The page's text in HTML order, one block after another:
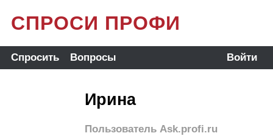
СПРОСИ ПРОФИ
Спросить Вопросы Войти
Ирина
Пользователь Ask.profi.ru